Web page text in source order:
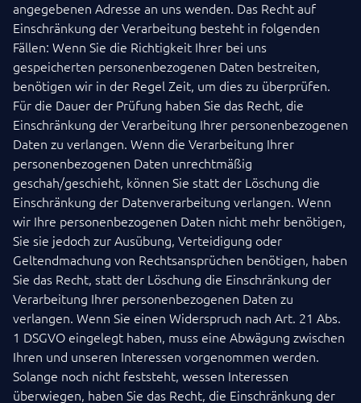
angegebenen Adresse an uns wenden. Das Recht auf
Einschränkung der Verarbeitung besteht in folgenden
Fällen: Wenn Sie die Richtigkeit Ihrer bei uns
gespeicherten personenbezogenen Daten bestreiten,
benötigen wir in der Regel Zeit, um dies zu überprüfen.
Für die Dauer der Prüfung haben Sie das Recht, die
Einschränkung der Verarbeitung Ihrer personenbezogenen
Daten zu verlangen. Wenn die Verarbeitung Ihrer
personenbezogenen Daten unrechtmäßig
geschah/geschieht, können Sie statt der Löschung die
Einschränkung der Datenverarbeitung verlangen. Wenn
wir Ihre personenbezogenen Daten nicht mehr benötigen,
Sie sie jedoch zur Ausübung, Verteidigung oder
Geltendmachung von Rechtsansprüchen benötigen, haben
Sie das Recht, statt der Löschung die Einschränkung der
Verarbeitung Ihrer personenbezogenen Daten zu
verlangen. Wenn Sie einen Widerspruch nach Art. 21 Abs.
1 DSGVO eingelegt haben, muss eine Abwägung zwischen
Ihren und unseren Interessen vorgenommen werden.
Solange noch nicht feststeht, wessen Interessen
überwiegen, haben Sie das Recht, die Einschränkung der